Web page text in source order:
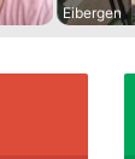
Eibergen